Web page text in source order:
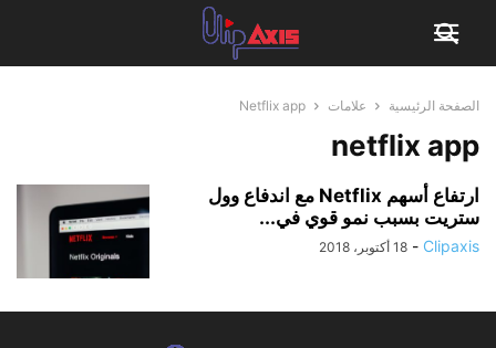
الصفحة الرئيسية علامات Netflix app
netflix app
ارتفاع أسهم Netflix مع اندفاع وول
ستريت بسبب نمو قوي في...
Clipaxis
- 18 أكتوبر، 2018